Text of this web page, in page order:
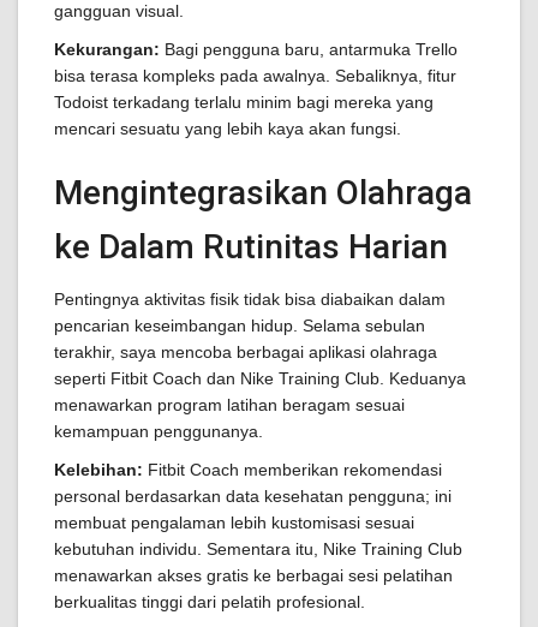
gangguan visual.
Kekurangan: Bagi pengguna baru, antarmuka Trello
bisa terasa kompleks pada awalnya. Sebaliknya, fitur
Todoist terkadang terlalu minim bagi mereka yang
mencari sesuatu yang lebih kaya akan fungsi.
Mengintegrasikan Olahraga
ke Dalam Rutinitas Harian
Pentingnya aktivitas fisik tidak bisa diabaikan dalam
pencarian keseimbangan hidup. Selama sebulan
terakhir, saya mencoba berbagai aplikasi olahraga
seperti Fitbit Coach dan Nike Training Club. Keduanya
menawarkan program latihan beragam sesuai
kemampuan penggunanya.
Kelebihan: Fitbit Coach memberikan rekomendasi
personal berdasarkan data kesehatan pengguna; ini
membuat pengalaman lebih kustomisasi sesuai
kebutuhan individu. Sementara itu, Nike Training Club
menawarkan akses gratis ke berbagai sesi pelatihan
berkualitas tinggi dari pelatih profesional.